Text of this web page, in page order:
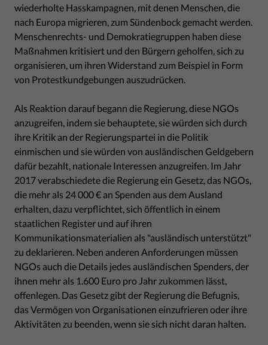
wiederholte Hasskampagnen, mit denen Menschen, die
nach Europa migrieren, zum Sündenbock gemacht werden.
Menschenrechts- und Demokratiegruppen haben diese
Maßnahmen kritisiert und den Bürgern geholfen, sich zu
organisieren, um ihren Widerstand zum Beispiel in Form
von Protestkundgebungen auszudrücken.
Als Reaktion darauf begann die Regierung, diese NGOs
anzugreifen, indem sie behauptete, sie würden sich durch
ihre Kritik an der Regierungspartei in die Politik
einmischen und sie würden von ausländischen Geldgebern
dafür bezahlt, nationale Interessen anzugreifen. Im Jahr
2017 verabschiedete die Regierung ein Gesetz, das NGOs,
die mehr als 24 000 € an Spenden aus dem Ausland
erhalten, dazu verpflichtet, sich öffentlich in einem
staatlichen Register und auf ihren
Kommunikationsmaterialien als "ausländisch unterstützt"
zu deklarieren. Neben anderen Anforderungen müssen
NGOs auch die Details jedes ausländischen Spenders, der
ihnen mehr als 1.600 Euro pro Jahr zukommen lässt,
offenlegen. Das Gesetz gibt der Regierung die Befugnis,
das Vermögen von Organisationen einzufrieren oder ihre
Aktivitäten zu beenden, wenn sie sich nicht daran halten.